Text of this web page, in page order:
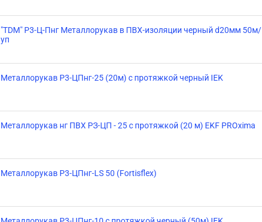
"TDM" Р3-Ц-Пнг Металлорукав в ПВХ-изоляции черный d20мм 50м/
уп
Металлорукав Р3-ЦПнг-25 (20м) с протяжкой черный IEK
Металлорукав нг ПВХ РЗ-ЦП - 25 с протяжкой (20 м) EKF PROxima
Металлорукав Р3-ЦПнг-LS 50 (Fortisflex)